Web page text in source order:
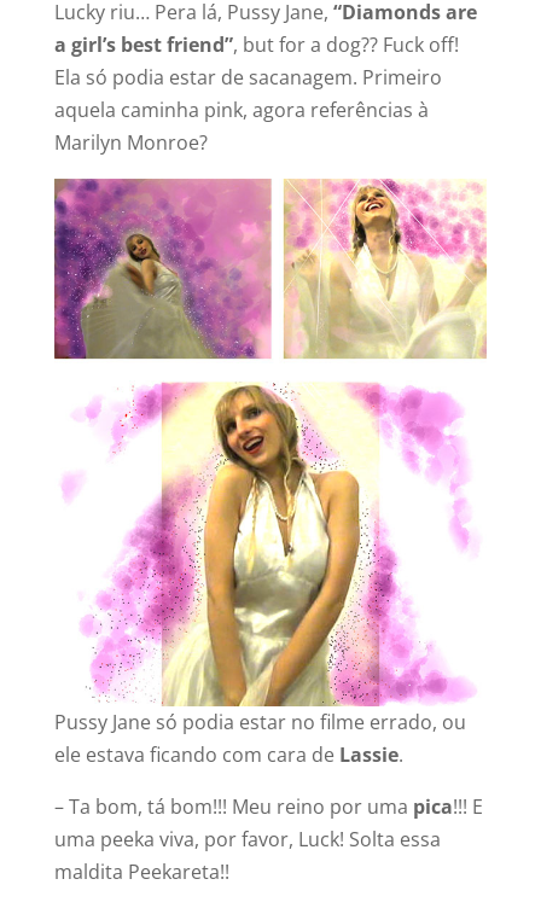
Lucky riu… Pera lá, Pussy Jane, “Diamonds are
a girl’s best friend”, but for a dog?? Fuck off!
Ela só podia estar de sacanagem. Primeiro
aquela caminha pink, agora referências à
Marilyn Monroe?
Pussy Jane só podia estar no filme errado, ou
ele estava ficando com cara de Lassie.
– Ta bom, tá bom!!! Meu reino por uma pica!!! E
uma peeka viva, por favor, Luck! Solta essa
maldita Peekareta!!